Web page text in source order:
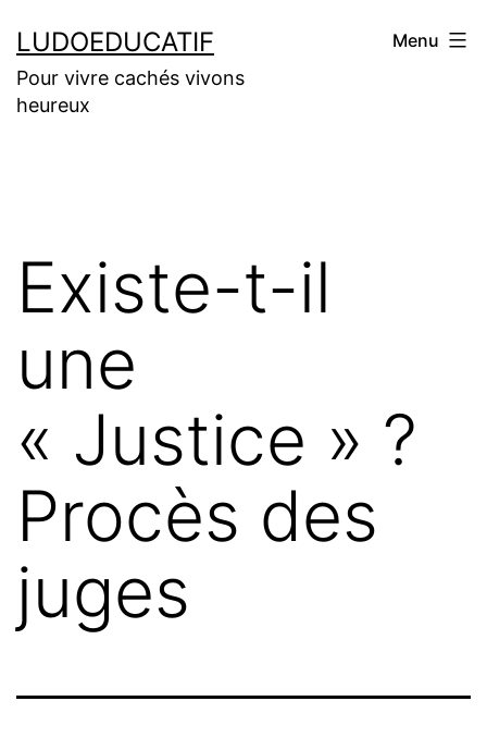
au
contenu
LUDOEDUCATIF
Pour vivre cachés vivons
heureux
Menu
Existe-t-il
une
« Justice » ?
Procès des
juges